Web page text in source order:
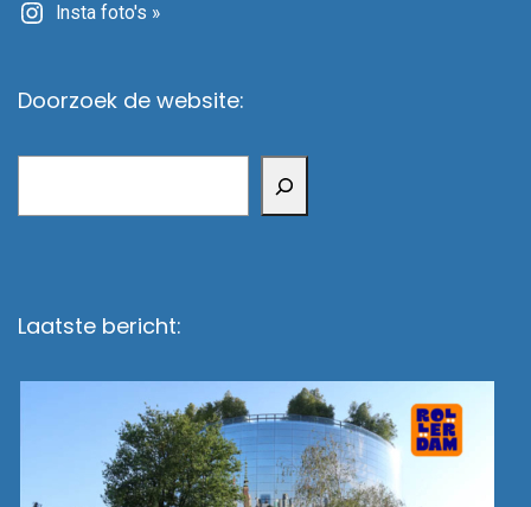
Insta foto's »
Doorzoek de website:
Laatste bericht: